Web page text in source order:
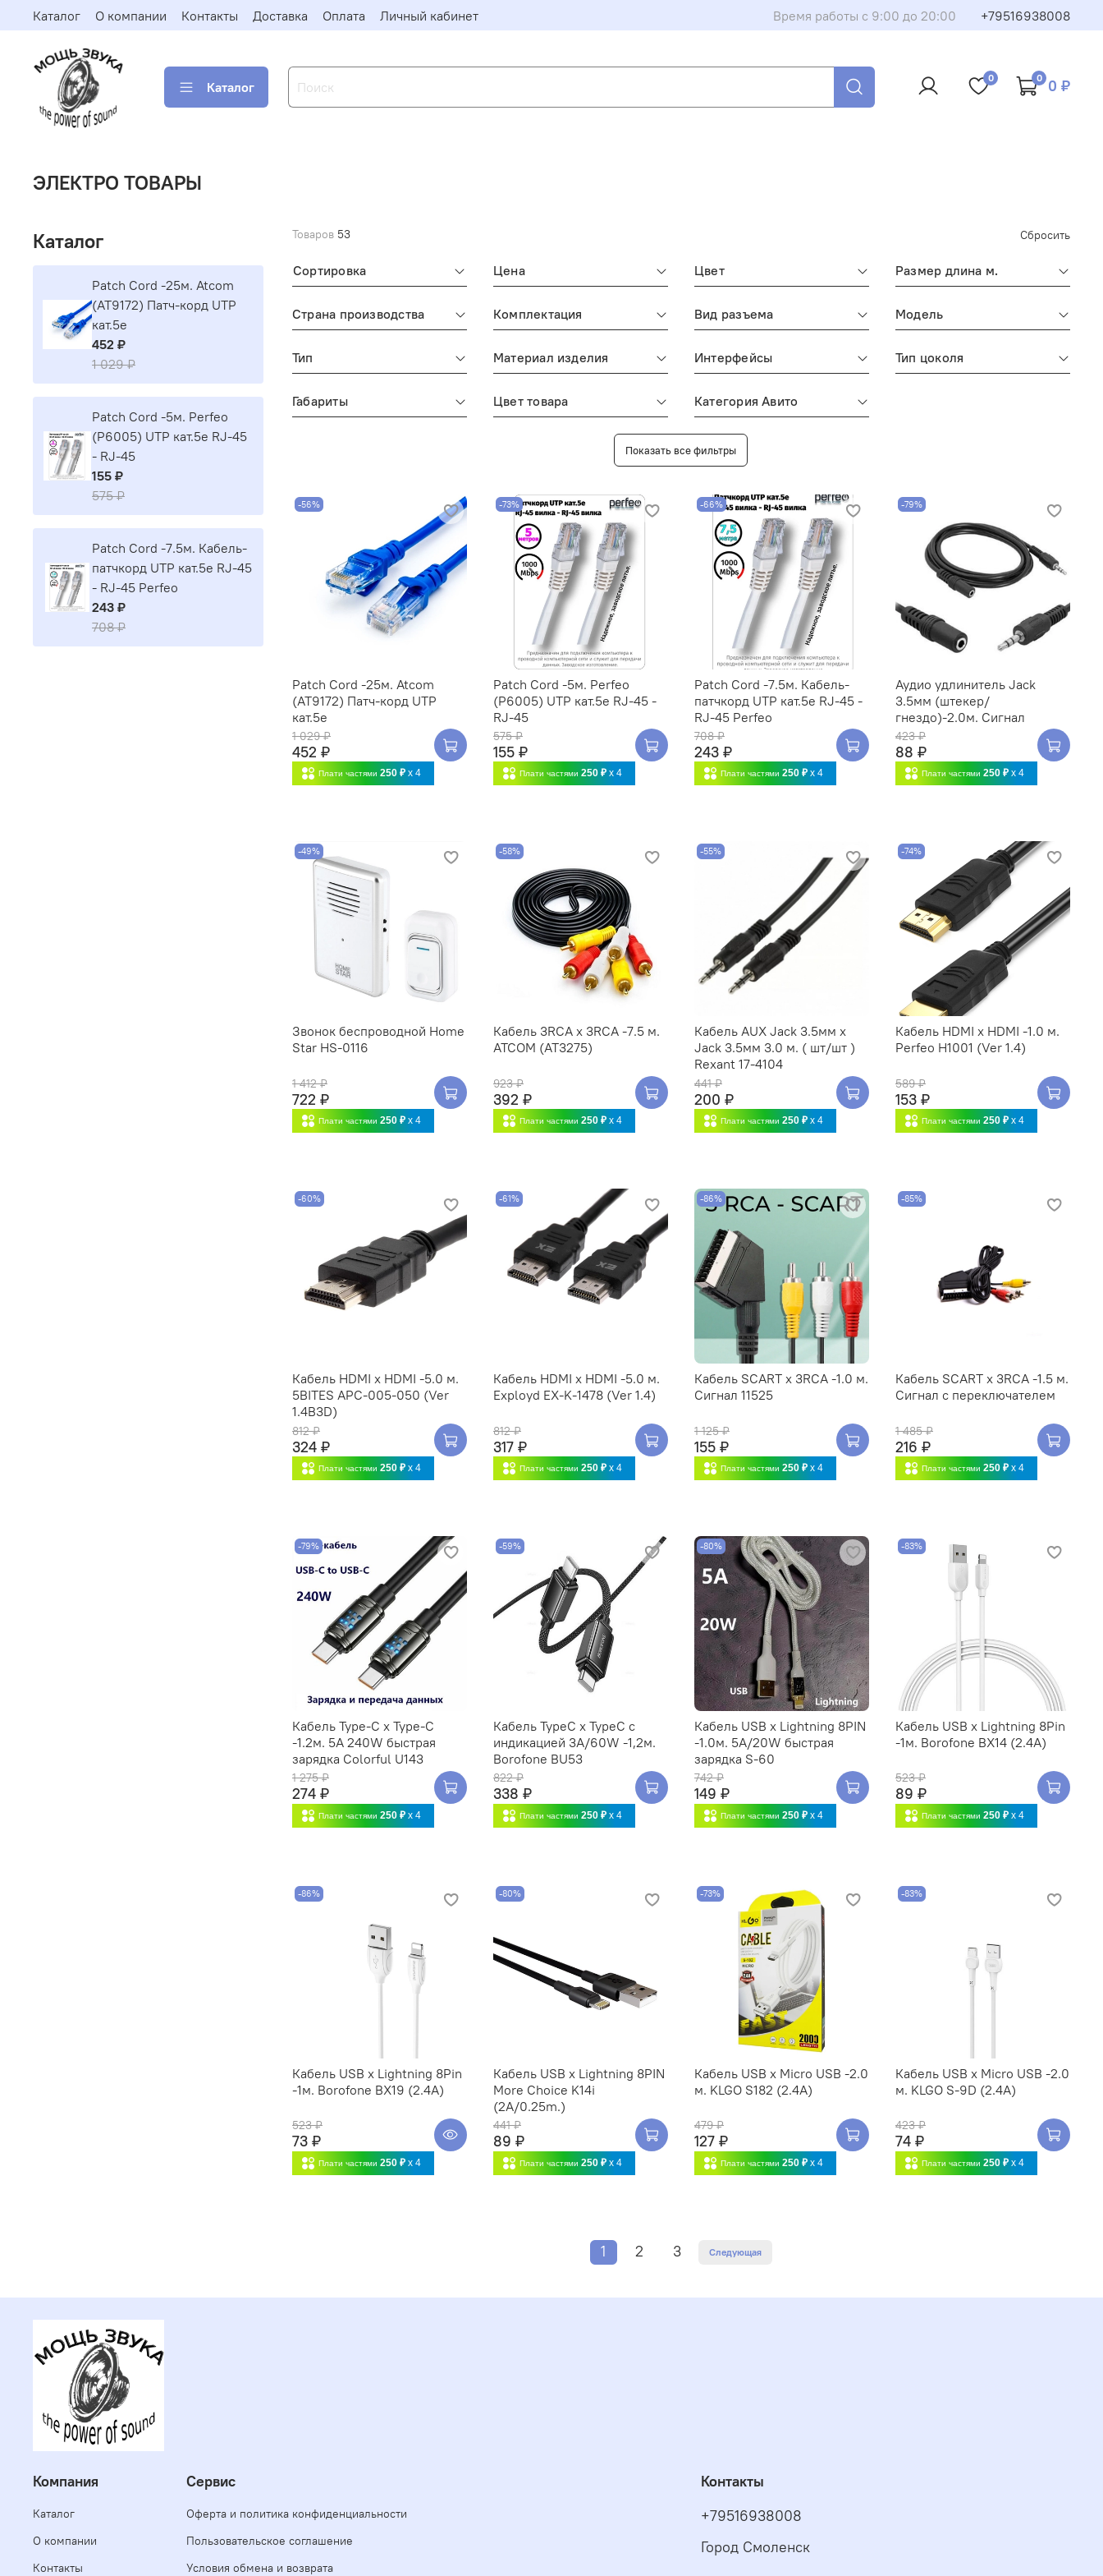
Каталог О компании Контакты Доставка Оплата Личный кабинет Время работы с 9:00 до 20:00 +79516938008
Каталог
0 0 0 ₽
ЭЛЕКТРО ТОВАРЫ
Товаров 53 Сбросить
Сортировка Цена Цвет Размер длина м.
Страна производства Комплектация Вид разъема Модель
Тип Материал изделия Интерфейсы Тип цоколя
Габариты Цвет товара Категория Авито
Показать все фильтры
-56%
Patch Cord -25м. Atcom
(AT9172) Патч-корд UTP
кат.5е
1 029 ₽
452 ₽
Плати частями 250 ₽ x 4
-73%
Patch Cord -5м. Perfeo
(P6005) UTP кат.5е RJ-45 -
RJ-45
575 ₽
155 ₽
Плати частями 250 ₽ x 4
-66%
Patch Cord -7.5м. Кабель-
патчкорд UTP кат.5е RJ-45 -
RJ-45 Perfeo
708 ₽
243 ₽
Плати частями 250 ₽ x 4
-79%
Аудио удлинитель Jack
3.5мм (штекер/
гнездо)-2.0м. Сигнал
423 ₽
88 ₽
Плати частями 250 ₽ x 4
-49%
Звонок беспроводной Home
Star HS-0116
1 412 ₽
722 ₽
Плати частями 250 ₽ x 4
-58%
Кабель 3RCA x 3RCA -7.5 м.
ATCOM (AT3275)
923 ₽
392 ₽
Плати частями 250 ₽ x 4
-55%
Кабель AUX Jack 3.5мм х
Jack 3.5мм 3.0 м. ( шт/шт )
Rexant 17-4104
441 ₽
200 ₽
Плати частями 250 ₽ x 4
-74%
Кабель HDMI x HDMI -1.0 м.
Perfeo H1001 (Ver 1.4)
589 ₽
153 ₽
Плати частями 250 ₽ x 4
-60%
Кабель HDMI x HDMI -5.0 м.
5BITES APC-005-050 (Ver
1.4B3D)
812 ₽
324 ₽
Плати частями 250 ₽ x 4
-61%
Кабель HDMI x HDMI -5.0 м.
Exployd EX-K-1478 (Ver 1.4)
812 ₽
317 ₽
Плати частями 250 ₽ x 4
-86%
Кабель SCART x 3RCA -1.0 м.
Сигнал 11525
1 125 ₽
155 ₽
Плати частями 250 ₽ x 4
-85%
Кабель SCART x 3RCA -1.5 м.
Сигнал с переключателем
1 485 ₽
216 ₽
Плати частями 250 ₽ x 4
-79%
Кабель Type-C x Type-C
-1.2м. 5A 240W быстрая
зарядка Colorful U143
1 275 ₽
274 ₽
Плати частями 250 ₽ x 4
-59%
Кабель TypeC x TypeC с
индикацией 3A/60W -1,2м.
Borofone BU53
822 ₽
338 ₽
Плати частями 250 ₽ x 4
-80%
Кабель USB x Lightning 8PIN
-1.0м. 5A/20W быстрая
зарядка S-60
742 ₽
149 ₽
Плати частями 250 ₽ x 4
-83%
Кабель USB x Lightning 8Pin
-1м. Borofone BX14 (2.4А)
523 ₽
89 ₽
Плати частями 250 ₽ x 4
-86%
Кабель USB x Lightning 8Pin
-1м. Borofone BX19 (2.4А)
523 ₽
73 ₽
Плати частями 250 ₽ x 4
-80%
Кабель USB x Lightning 8PIN
More Choice K14i
(2A/0.25m.)
441 ₽
89 ₽
Плати частями 250 ₽ x 4
-73%
Кабель USB x Micro USB -2.0
м. KLGO S182 (2.4A)
479 ₽
127 ₽
Плати частями 250 ₽ x 4
-83%
Кабель USB x Micro USB -2.0
м. KLGO S-9D (2.4A)
423 ₽
74 ₽
Плати частями 250 ₽ x 4
1 2 3 Следующая
Каталог
Patch Cord -25м. Atcom
(AT9172) Патч-корд UTP
кат.5е
452 ₽
1 029 ₽
Patch Cord -5м. Perfeo
(P6005) UTP кат.5е RJ-45
- RJ-45
155 ₽
575 ₽
Patch Cord -7.5м. Кабель-
патчкорд UTP кат.5е RJ-45
- RJ-45 Perfeo
243 ₽
708 ₽
Компания
Каталог
О компании
Контакты
Сервис
Оферта и политика конфиденциальности
Пользовательское соглашение
Условия обмена и возврата
Контакты
+79516938008
Город Смоленск